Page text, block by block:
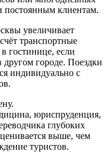
постоянным клиентам.
увеличивает
транспортные
гостинице, если
другом городе. Поездки
индивидуально с
юриспруденция,
глубоких
выше, чем
туристов.